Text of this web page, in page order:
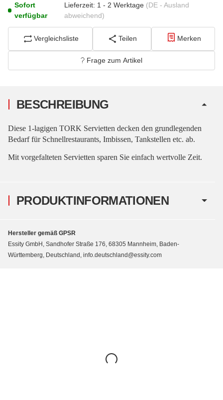
Sofort
verfügbar
Lieferzeit: 1 - 2 Werktage (DE - Ausland
abweichend)
Vergleichsliste Teilen Merken
Frage zum Artikel
PRODUKTINFORMATIONEN
BESCHREIBUNG
Diese 1-lagigen TORK Servietten decken den grundlegenden
Bedarf für Schnellrestaurants, Imbissen, Tankstellen etc. ab.
Mit vorgefalteten Servietten sparen Sie einfach wertvolle Zeit.
Hersteller gemäß GPSR
Essity GmbH, Sandhofer Straße 176, 68305 Mannheim, Baden-
Württemberg, Deutschland, info.deutschland@essity.com